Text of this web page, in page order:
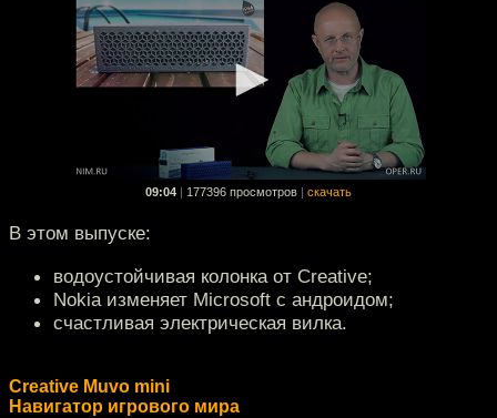
09:04 177396 просмотров скачать
В этом выпуске:
водоустойчивая колонка от Creative;
Nokia изменяет Microsoft с андроидом;
счастливая электрическая вилка.
Creative Muvo mini
Навигатор игрового мира